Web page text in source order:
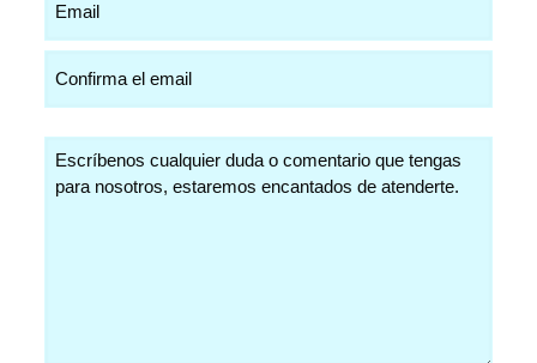
(Obligatorio)
(Obligatorio)